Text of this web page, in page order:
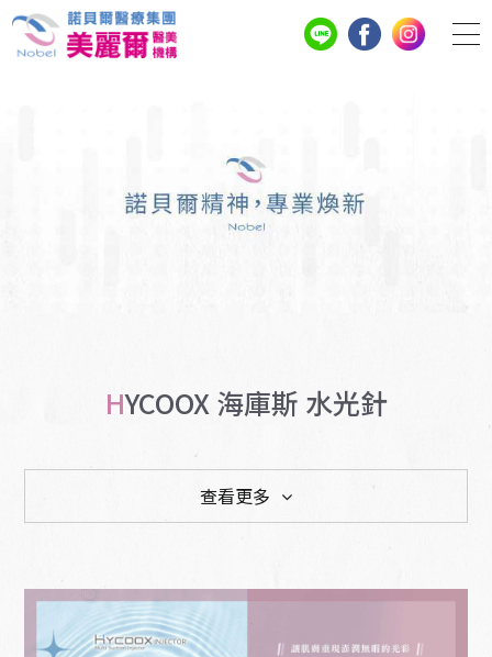
HYCOOX ​海庫斯 水光針
查看更多